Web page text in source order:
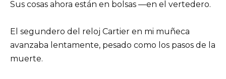
Sus cosas ahora están en bolsas —en el vertedero.
El segundero del reloj Cartier en mi muñeca
avanzaba lentamente, pesado como los pasos de la
muerte.